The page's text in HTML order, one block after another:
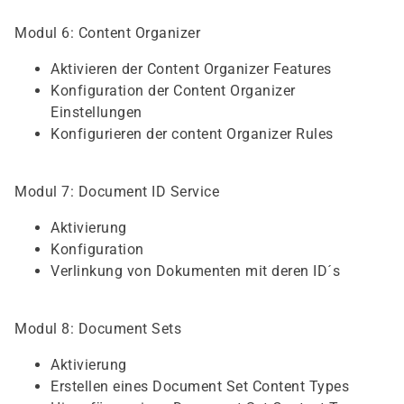
Modul 6: Content Organizer
Aktivieren der Content Organizer Features
Konfiguration der Content Organizer
Einstellungen
Konfigurieren der content Organizer Rules
Modul 7: Document ID Service
Aktivierung
Konfiguration
Verlinkung von Dokumenten mit deren ID´s
Modul 8: Document Sets
Aktivierung
Erstellen eines Document Set Content Types